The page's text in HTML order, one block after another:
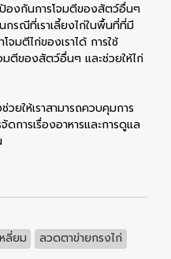
ป้องกันการโจมตีของสัตว์อื่นๆ
กรณีที่เราเลี้ยงไก่ในพื้นที่ที่มี
มตีไก่ของเราได้ การใช้
มตีของสัตว์อื่นๆ และช่วยให้ไก่
ยให้เราสามารถควบคุมการ
ดการเรื่องอาหารและการดูแล
ลี่ยม ลวดตาข่ายกรงไก่